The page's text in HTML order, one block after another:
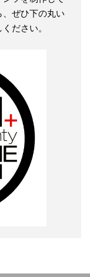
ぜひ下の丸い
ださい。